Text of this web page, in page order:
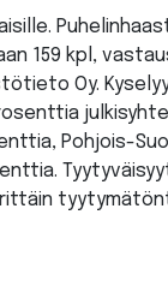
159 kpl,
Oy.
Pohjois-